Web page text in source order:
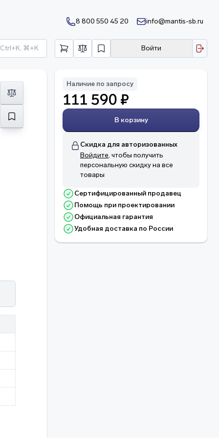
8 800 550 45 20 info@mantis-sb.ru
Ctrl+K, ⌘+K Войти
Наличие по запросу
111 590 ₽
В корзину
Скидка для авторизованных
Войдите, чтобы получить
персональную скидку на все
товары
Сертифицированный продавец
Помощь при проектировании
Официальная гарантия
Удобная доставка по России